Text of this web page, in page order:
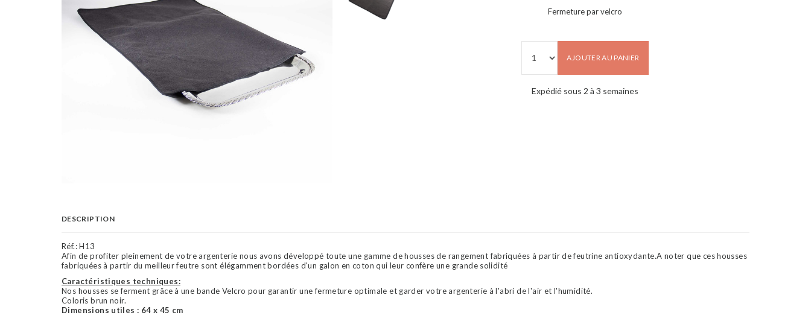
Fermeture par velcro
AJOUTER AU PANIER
Expédié sous 2 à 3 semaines
DESCRIPTION
Réf.:H13
Afin de profiter pleinement de votre argenterie nous avons développé toute une gamme de housses de rangement fabriquées à partir de feutrine antioxydante.A noter que ces housses
fabriquées à partir du meilleur feutre sont élégamment bordées d'un galon en coton qui leur confère une grande solidité
Caractéristiques techniques:
Nos housses se ferment grâce à une bande Velcro pour garantir une fermeture optimale et garder votre argenterie à l'abri de l'air et l'humidité.
Coloris brun noir.
Dimensions utiles : 64 x 45 cm